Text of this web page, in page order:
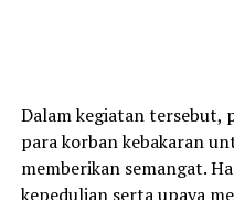
Dalam kegiatan tersebut,
para korban kebakaran
memberikan semangat.
kepedulian serta upaya